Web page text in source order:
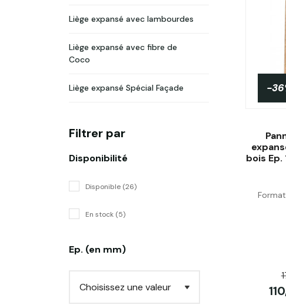
Liège expansé avec lambourdes
Liège expansé avec fibre de
Coco
Liège expansé Spécial Façade
Filtrer par
Disponibilité
Disponible (26)
En stock (5)
Ep. (en mm)
-
bois